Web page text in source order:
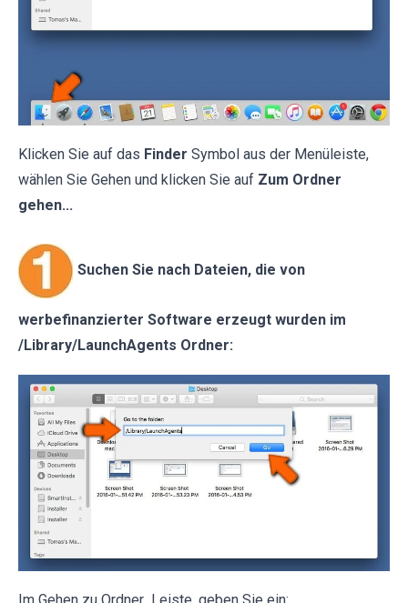
Klicken Sie auf das Finder Symbol aus der Menüleiste,
wählen Sie Gehen und klicken Sie auf Zum Ordner
gehen...
Suchen Sie nach Dateien, die von
werbefinanzierter Software erzeugt wurden im
/Library/LaunchAgents Ordner:
Im Gehen zu Ordner...Leiste, geben Sie ein: